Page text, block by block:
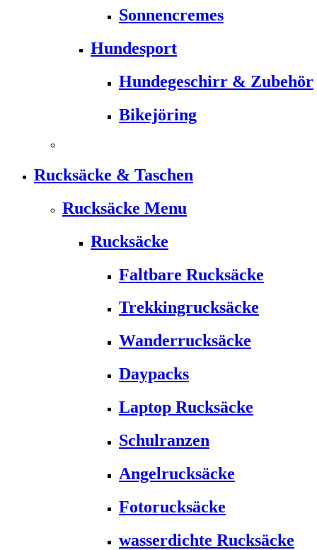
Sonnencremes
Hundesport
Hundegeschirr & Zubehör
Bikejöring
Rucksäcke & Taschen
Rucksäcke Menu
Rucksäcke
Faltbare Rucksäcke
Trekkingrucksäcke
Wanderrucksäcke
Daypacks
Laptop Rucksäcke
Schulranzen
Angelrucksäcke
Fotorucksäcke
wasserdichte Rucksäcke